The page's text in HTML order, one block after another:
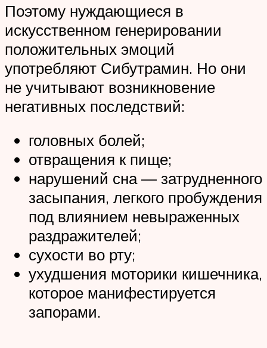
Поэтому нуждающиеся в
искусственном генерировании
положительных эмоций
употребляют Сибутрамин. Но они
не учитывают возникновение
негативных последствий:
головных болей;
отвращения к пище;
нарушений сна — затрудненного
засыпания, легкого пробуждения
под влиянием невыраженных
раздражителей;
сухости во рту;
ухудшения моторики кишечника,
которое манифестируется
запорами.